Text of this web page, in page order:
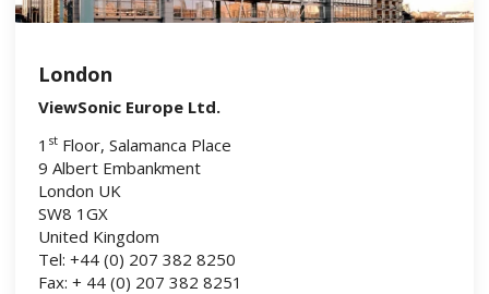
London
ViewSonic Europe Ltd.
1 st Floor, Salamanca Place
9 Albert Embankment
London UK
SW8 1GX
United Kingdom
Tel: +44 (0) 207 382 8250
Fax: + 44 (0) 207 382 8251